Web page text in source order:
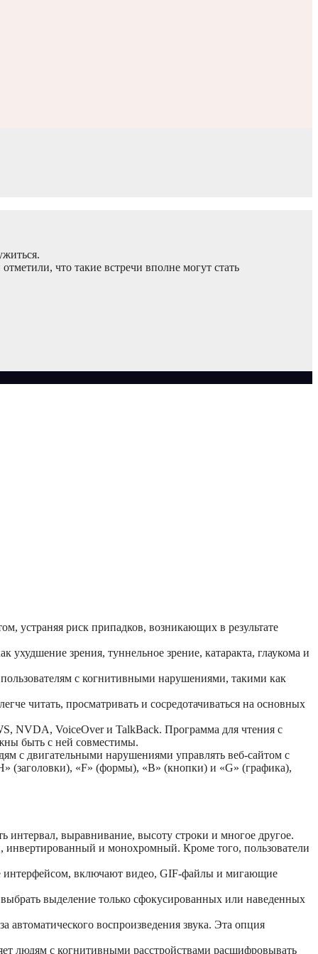
что такие встречи вполне могут стать
устраняя риск припадков, возникающих в результате
ухудшение зрения, туннельное зрение, катаракта, глаукома и
с когнитивными нарушениями, такими как
читать, просматривать и сосредотачиваться на основных
NVDA, VoiceOver и TalkBack. Программа для чтения с
быть с ней совместимы.
с двигательными нарушениями управлять веб-сайтом с
(заголовки), «F» (формы), «B» (кнопки) и «G» (графика),
интервал, выравнивание, высоту строки и многое другое.
инвертированный и монохромный. Кроме того, пользователи
включают видео, GIF-файлы и мигающие
выделение только сфокусированных или наведенных
воспроизведения звука. Эта опция
людям с когнитивными расстройствами расшифровывать